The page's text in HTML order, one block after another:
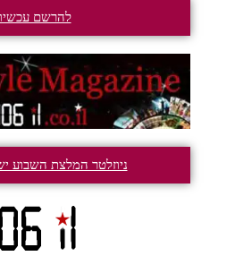
להרשם עכשיו
ניוזלטר המלצת השבוע